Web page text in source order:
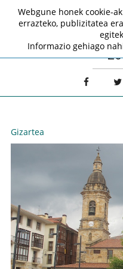
Gizartea
Webgune honek cookie-
errazteko, publizitatea
Informazio gehiago